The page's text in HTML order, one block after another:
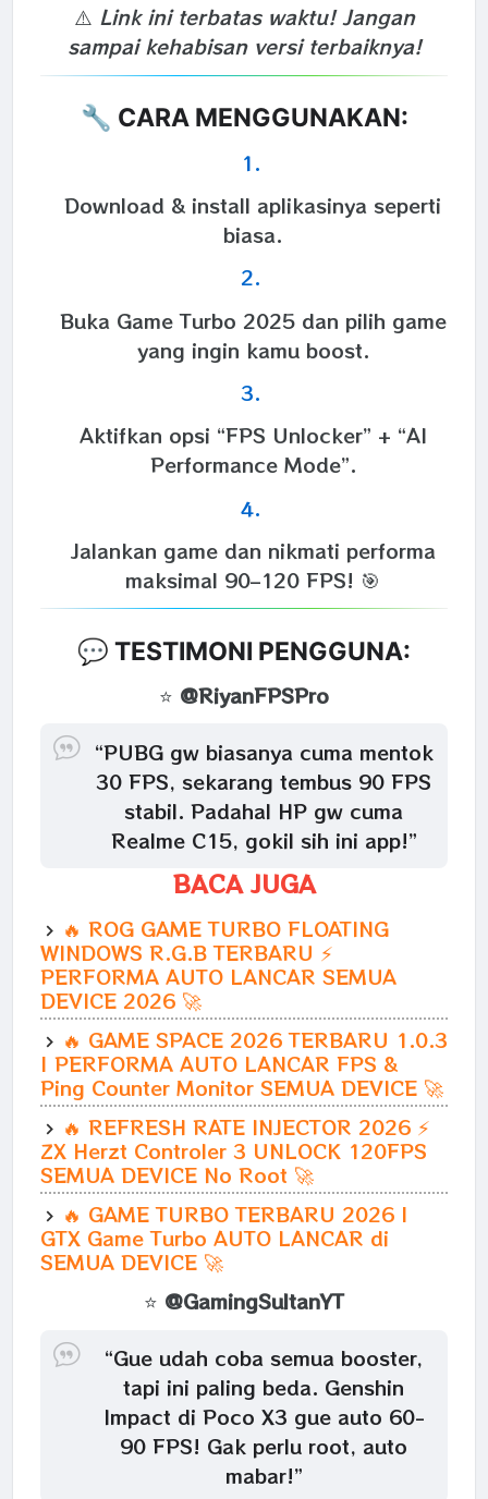
⚠️ Link ini terbatas waktu! Jangan
sampai kehabisan versi terbaiknya!
🔧 CARA MENGGUNAKAN:
Download & install aplikasinya seperti
biasa.
Buka Game Turbo 2025 dan pilih game
yang ingin kamu boost.
Aktifkan opsi “FPS Unlocker” + “AI
Performance Mode”.
Jalankan game dan nikmati performa
maksimal 90–120 FPS! 🎯
💬 TESTIMONI PENGGUNA:
⭐ @RiyanFPSPro
“PUBG gw biasanya cuma mentok
30 FPS, sekarang tembus 90 FPS
stabil. Padahal HP gw cuma
Realme C15, gokil sih ini app!”
BACA JUGA
🔥 ROG GAME TURBO FLOATING
WINDOWS R.G.B TERBARU ⚡
PERFORMA AUTO LANCAR SEMUA
DEVICE 2026 🚀
🔥 GAME SPACE 2026 TERBARU 1.0.3
| PERFORMA AUTO LANCAR FPS &
Ping Counter Monitor SEMUA DEVICE 🚀
🔥 REFRESH RATE INJECTOR 2026 ⚡
ZX Herzt Controler 3 UNLOCK 120FPS
SEMUA DEVICE No Root 🚀
🔥 GAME TURBO TERBARU 2026 |
GTX Game Turbo AUTO LANCAR di
SEMUA DEVICE 🚀
⭐ @GamingSultanYT
“Gue udah coba semua booster,
tapi ini paling beda. Genshin
Impact di Poco X3 gue auto 60-
90 FPS! Gak perlu root, auto
mabar!”